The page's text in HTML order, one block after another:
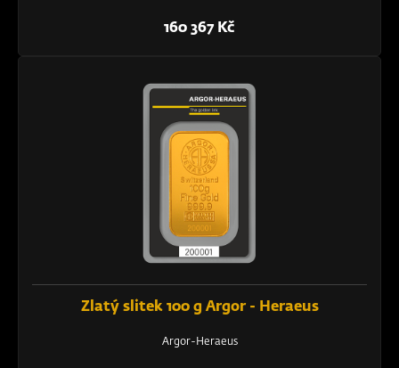
160 367 Kč
Zlatý slitek 100 g Argor - Heraeus
Argor-Heraeus